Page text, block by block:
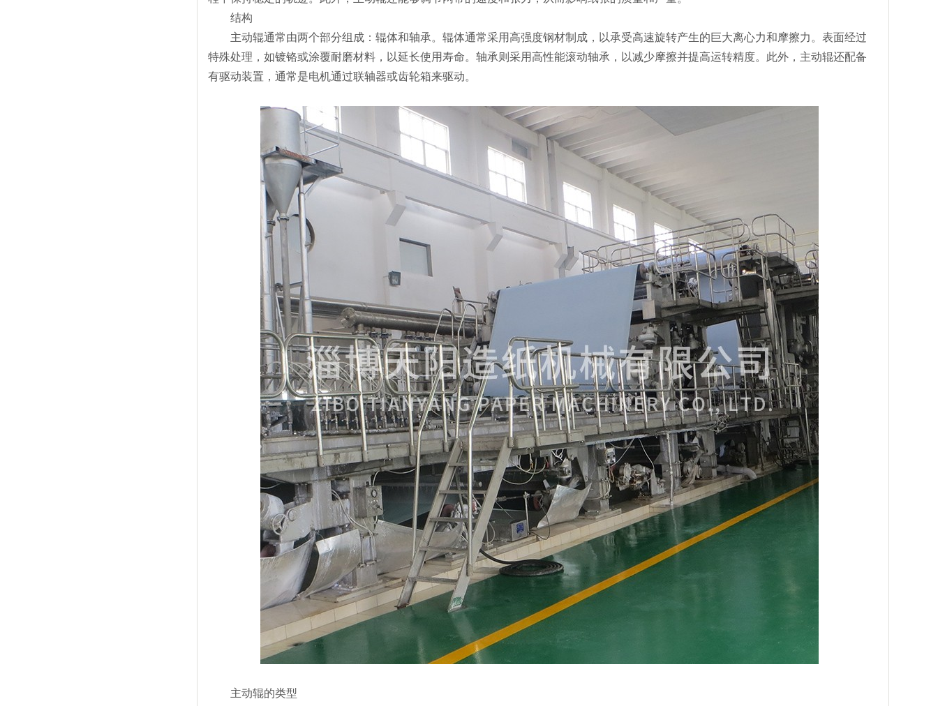
结构
主动辊通常由两个部分组成：辊体和轴承。辊体通常采用高强度钢材制成，以承受高速旋转产生的巨大离心力和摩擦力。表面经过
特殊处理，如镀铬或涂覆耐磨材料，以延长使用寿命。轴承则采用高性能滚动轴承，以减少摩擦并提高运转精度。此外，主动辊还配备
有驱动装置，通常是电机通过联轴器或齿轮箱来驱动。
主动辊的类型